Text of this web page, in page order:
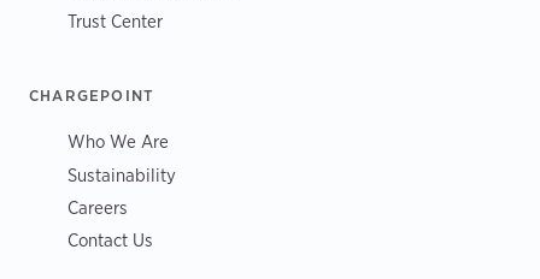
Trust Center
CHARGEPOINT
Who We Are
Sustainability
Careers
Contact Us